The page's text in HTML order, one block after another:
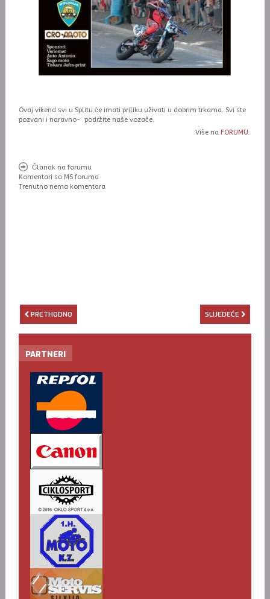
Ovaj vikend svi u Splitu će imati priliku uživati u dobrim trkama. Svi ste
pozvani i naravno- podržite naše vozače.
Više na FORUMU.
Članak na forumu
Komentari sa MS foruma
Trenutno nema komentara
PRETHODNO SLIJEDEĆE
PARTNERI